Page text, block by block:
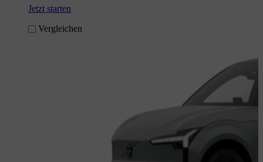
Jetzt starten
Vergleichen